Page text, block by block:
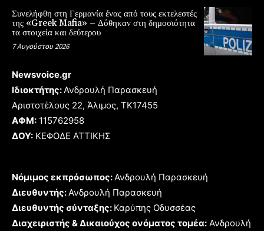
Συνελήφθη στη Γερμανία ένας από τους εκτελεστές
της «Greek Mafia» – Δόθηκαν στη δημοσιότητα
τα στοιχεία και δεύτερου
7 Αυγούστου 2026
Newsvoice.gr
Ιδιοκτήτης: Ανδρουλή Παρασκευή
Αριστοτέλους 22, Άλιμος, TK17455
ΑΦΜ: 115762958
ΔΟΥ: ΚΕΦΟΔΕ ΑΤΤΙΚΗΣ
Νόμιμος εκπρόσωπος: Ανδρουλή Παρασκευή
Διευθυντής: Ανδρουλή Παρασκευή
Διευθυντής σύνταξης: Καρύπης Οδυσσέας
Διαχειριστής & Δικαιούχος ονόματος τομέα: Ανδρουλή